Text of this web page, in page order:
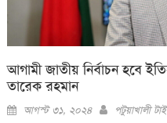
আগামী জাতীয় নির্বাচন হবে
তারেক রহমান
Posted
আগস্ট ৩১, ২০২৪ Author
পটুয়াখালী